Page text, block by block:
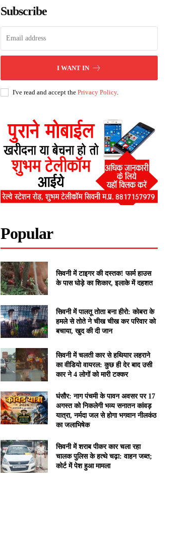
Subscribe
I WANT IN
I've read and accept thePrivacy Policy.
Popular
सिवनी में टाइगर की दस्तक! फार्म हाउस
के पास घोड़े का शिकार, इलाके में दहशत
सिवनी में पालतू तोता बना हीरो: कोबरा के
हमले से तोते ने चीख चीख कर परिवार को
बचाया, खुद की दी जान
सिवनी में चलती कार से हथियार लहराने
का वीडियो वायरल: कुछ ही देर बाद उसी
कार ने 4 लोगों को मारी टक्कर
घंसौर: नाग पंचमी के पावन अवसर पर 17
अगस्त को निकलेगी भव्य सनातन कांवड़
यात्रा, नर्मदा जल से होगा भगवान नीलकंठ
का जलाभिषेक
सिवनी में शराब पीकर कार चला रहा
चालक पुलिस के हत्थे चढ़ा: वाहन जब्त;
कोर्ट में पेश हुआ मामला